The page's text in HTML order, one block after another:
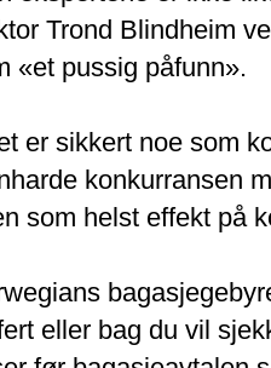
Trond Blindheim
«et pussig påfunn».
er sikkert noe som
konkurransen
som helst effekt på
eller bag du vil